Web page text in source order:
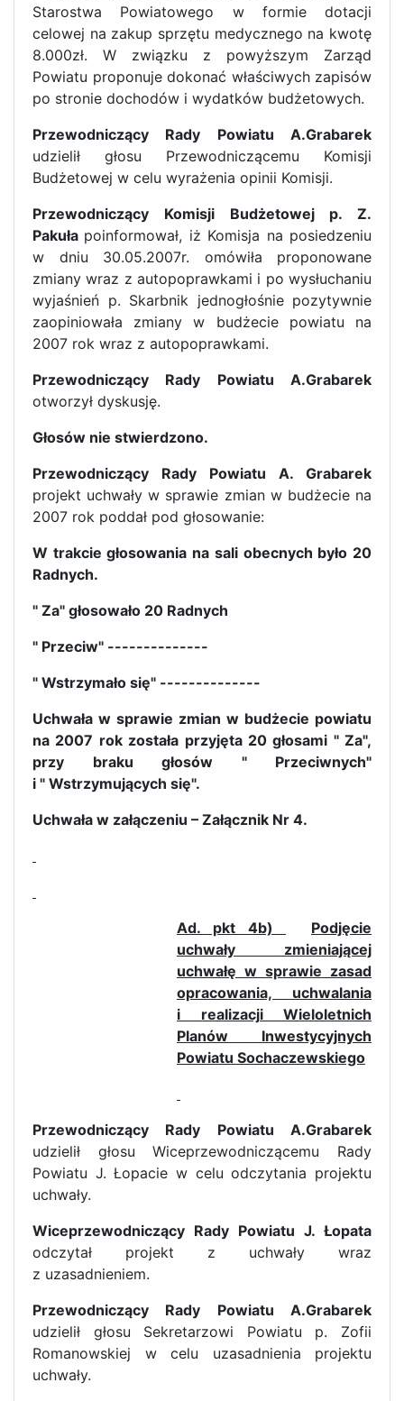
Starostwa Powiatowego w formie dotacji
celowej na zakup sprzętu medycznego na kwotę
8.000zł. W związku z powyższym Zarząd
Powiatu proponuje dokonać właściwych zapisów
po stronie dochodów i wydatków budżetowych.
Przewodniczący Rady Powiatu A.Grabarek
udzielił głosu Przewodniczącemu Komisji
Budżetowej w celu wyrażenia opinii Komisji.
Przewodniczący Komisji Budżetowej p. Z.
Pakuła poinformował, iż Komisja na posiedzeniu
w dniu 30.05.2007r. omówiła proponowane
zmiany wraz z autopoprawkami i po wysłuchaniu
wyjaśnień p. Skarbnik jednogłośnie pozytywnie
zaopiniowała zmiany w budżecie powiatu na
2007 rok wraz z autopoprawkami.
Przewodniczący Rady Powiatu A.Grabarek
otworzył dyskusję.
Głosów nie stwierdzono.
Przewodniczący Rady Powiatu A. Grabarek
projekt uchwały w sprawie zmian w budżecie na
2007 rok poddał pod głosowanie:
W trakcie głosowania na sali obecnych było 20
Radnych.
" Za" głosowało 20 Radnych
" Przeciw" --------------
" Wstrzymało się" --------------
Uchwała w sprawie zmian w budżecie powiatu
na 2007 rok została przyjęta 20 głosami " Za",
przy braku głosów " Przeciwnych"
i " Wstrzymujących się".
Uchwała w załączeniu – Załącznik Nr 4.
Ad. pkt 4b)
Podjęcie
uchwały zmieniającej
uchwałę w sprawie zasad
opracowania, uchwalania
i realizacji Wieloletnich
Planów Inwestycyjnych
Powiatu Sochaczewskiego
Przewodniczący Rady Powiatu A.Grabarek
udzielił głosu Wiceprzewodniczącemu Rady
Powiatu J. Łopacie w celu odczytania projektu
uchwały.
Wiceprzewodniczący Rady Powiatu J. Łopata
odczytał projekt z uchwały wraz
z uzasadnieniem.
Przewodniczący Rady Powiatu A.Grabarek
udzielił głosu Sekretarzowi Powiatu p. Zofii
Romanowskiej w celu uzasadnienia projektu
uchwały.